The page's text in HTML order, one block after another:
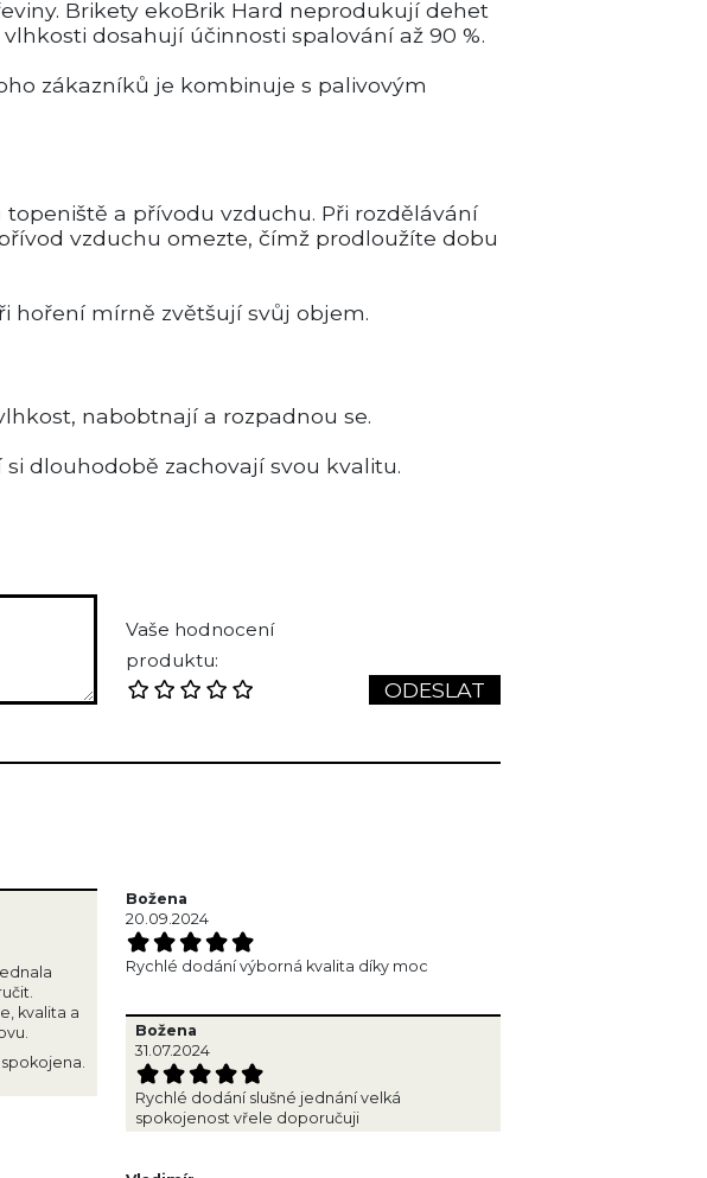
Brikety ekoBrik Hard neprodukují dehet
dosahují účinnosti spalování až 90 %.
zákazníků je kombinuje s palivovým
a přívodu vzduchu. Při rozdělávání
vzduchu omezte, čímž prodloužíte dobu
hoření mírně zvětšují svůj objem.
nabobtnají a rozpadnou se.
dlouhodobě zachovají svou kvalitu.
Vaše hodnocení
produktu:
ODESLAT
kvalita a
Božena
20.09.2024
Rychlé dodání výborná kvalita díky moc
Božena
31.07.2024
Rychlé dodání slušné jednání velká
spokojenost vřele doporučuji